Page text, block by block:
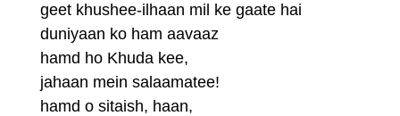
geet khushee-ilhaan mil ke gaate hai
duniyaan ko ham aavaaz
hamd ho Khuda kee,
jahaan mein salaamatee!
hamd o sitaish, haan,